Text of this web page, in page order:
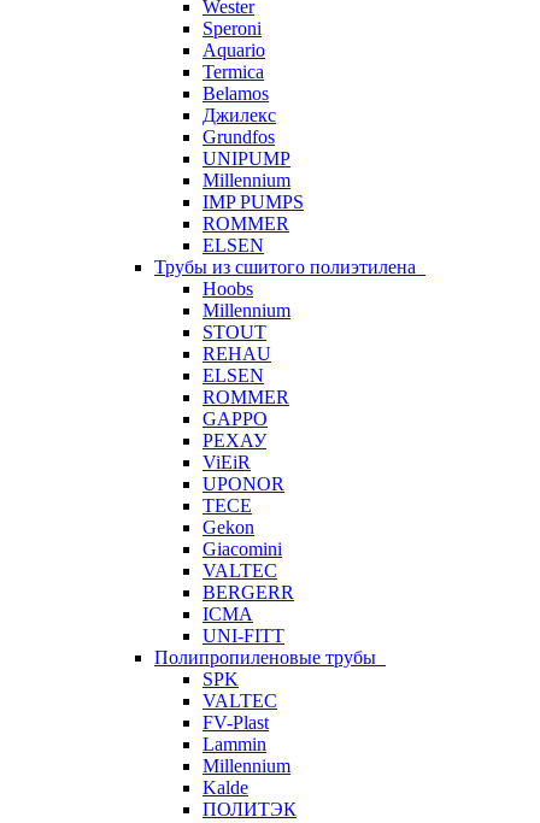
Wester
Speroni
Aquario
Termica
Belamos
Джилекс
Grundfos
UNIPUMP
Millennium
IMP PUMPS
ROMMER
ELSEN
Трубы из сшитого полиэтилена
Hoobs
Millennium
STOUT
REHAU
ELSEN
ROMMER
GAPPO
РЕХАУ
ViEiR
UPONOR
TECE
Gekon
Giacomini
VALTEC
BERGERR
ICMA
UNI-FITT
Полипропиленовые трубы
SPK
VALTEC
FV-Plast
Lammin
Millennium
Kalde
ПОЛИТЭК